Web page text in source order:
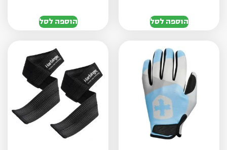
הוספה לסל הוספה לסל